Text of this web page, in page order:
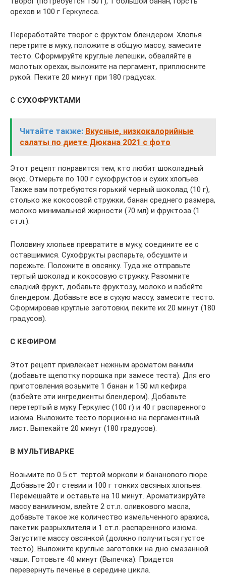
орехов и 100 г Геркулеса.
Переработайте творог с фруктом блендером. Хлопья
перетрите в муку, положите в общую массу, замесите
тесто. Сформируйте круглые лепешки, обваляйте в
молотых орехах, выложите на пергамент, приплюсните
рукой. Пеките 20 минут при 180 градусах.
С СУХОФРУКТАМИ
Читайте также: Вкусные, низкокалорийные
салаты по диете Дюкана 2021 с фото
Этот рецепт понравится тем, кто любит шоколадный
вкус. Отмерьте по 100 г сухофруктов и сухих хлопьев.
Также вам потребуются горький черный шоколад (10 г),
столько же кокосовой стружки, банан среднего размера,
молоко минимальной жирности (70 мл) и фруктоза (1
ст.л.).
Половину хлопьев превратите в муку, соедините ее с
оставшимися. Сухофрукты распарьте, обсушите и
порежьте. Положите в овсянку. Туда же отправьте
тертый шоколад и кокосовую стружку. Разомните
сладкий фрукт, добавьте фруктозу, молоко и взбейте
блендером. Добавьте все в сухую массу, замесите тесто.
Сформировав круглые заготовки, пеките их 20 минут (180
градусов).
С КЕФИРОМ
Этот рецепт привлекает нежным ароматом ванили
(добавьте щепотку порошка при замесе теста). Для его
приготовления возьмите 1 банан и 150 мл кефира
(взбейте эти ингредиенты блендером). Добавьте
перетертый в муку Геркулес (100 г) и 40 г распаренного
изюма. Выложите тесто порционно на пергаментный
лист. Выпекайте 20 минут (180 градусов).
В МУЛЬТИВАРКЕ
Возьмите по 0.5 ст. тертой моркови и бананового пюре.
Добавьте 20 г стевии и 100 г тонких овсяных хлопьев.
Перемешайте и оставьте на 10 минут. Ароматизируйте
массу ванилином, влейте 2 ст.л. оливкового масла,
добавьте такое же количество измельченного арахиса,
пакетик разрыхлителя и 1 ст.л. распаренного изюма.
Загустите массу овсянкой (должно получиться густое
тесто). Выложите круглые заготовки на дно смазанной
чаши. Готовьте 40 минут (Выпечка). Придется
перевернуть печенье в середине цикла.